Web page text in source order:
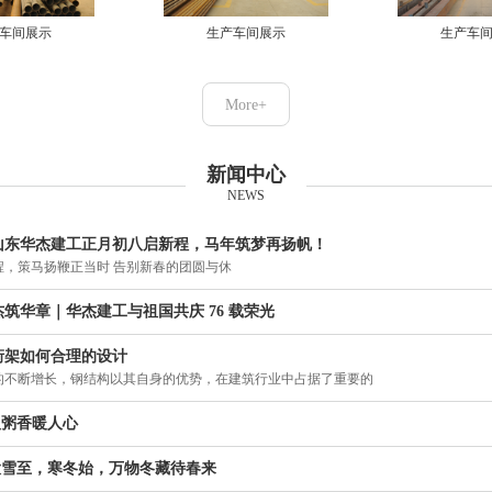
间展示 生产车间展示 生产车
More+
新闻中心
NEWS
华杰建工正月初八启新程，马年筑梦再扬帆！
，策马扬鞭正当时 告别新春的团圆与休
华章｜华杰建工与祖国共庆 76 载荣光
架如何合理的设计
不断增长，钢结构以其自身的优势，在建筑行业中占据了重要的
香暖人心
至，寒冬始，万物冬藏待春来